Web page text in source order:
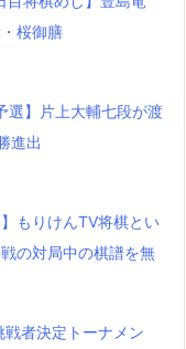
桜御膳
選】片上大輔七段が渡
進出
】もりけんTV将棋とい
の対局中の棋譜を無
戦者決定トーナメン